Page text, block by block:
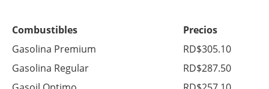
Combustibles
Precios
Gasolina Premium
RD$305.10
Gasolina Regular
RD$287.50